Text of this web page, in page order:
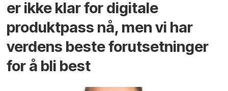
er ikke klar for digitale
produktpass nå, men vi har
verdens beste forutsetninger
for å bli best